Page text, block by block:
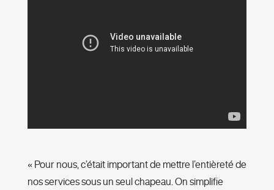
« Pour nous, c’était important de mettre l’entièreté de
nos services sous un seul chapeau. On simplifie